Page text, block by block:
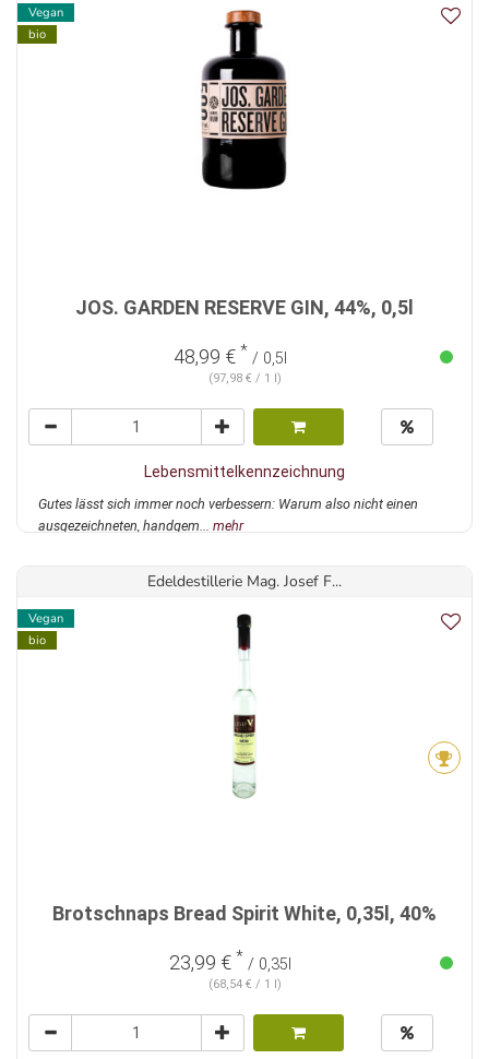
Vegan
bio
JOS. GARDEN RESERVE GIN, 44%, 0,5l
48,99 € * / 0,5l
(97,98 € / 1 l)
Lebensmittelkennzeichnung
Gutes lässt sich immer noch verbessern: Warum also nicht einen
ausgezeichneten, handgem... mehr
Edeldestillerie Mag. Josef F...
Vegan
bio
Brotschnaps Bread Spirit White, 0,35l, 40%
23,99 € * / 0,35l
(68,54 € / 1 l)